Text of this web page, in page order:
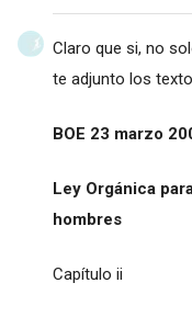
Claro que si, no
te adjunto los
BOE 23 marzo
Ley Orgánica
hombres
Capítulo ii